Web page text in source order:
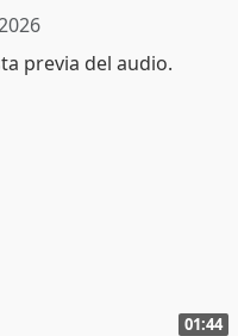
01:44